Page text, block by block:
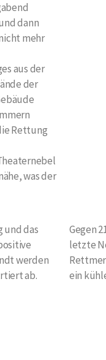
dann
mehr
aus der
der
Rettung
was der
und das
werden
ab.
Gegen
letzte
ein